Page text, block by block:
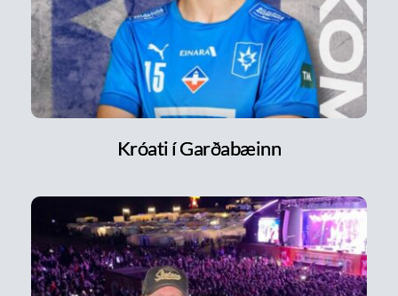
Króati í Garðabæinn